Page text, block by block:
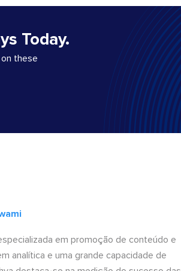
Today.
these
em promoção de conteúdo e
analítica e uma grande capacidade de